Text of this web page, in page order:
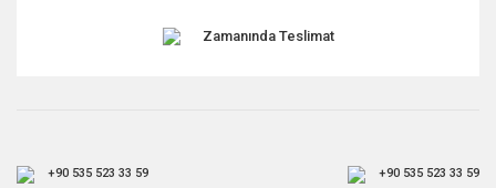
Zamanında Teslimat
+90 535 523 33 59 +90 535 523 33 59